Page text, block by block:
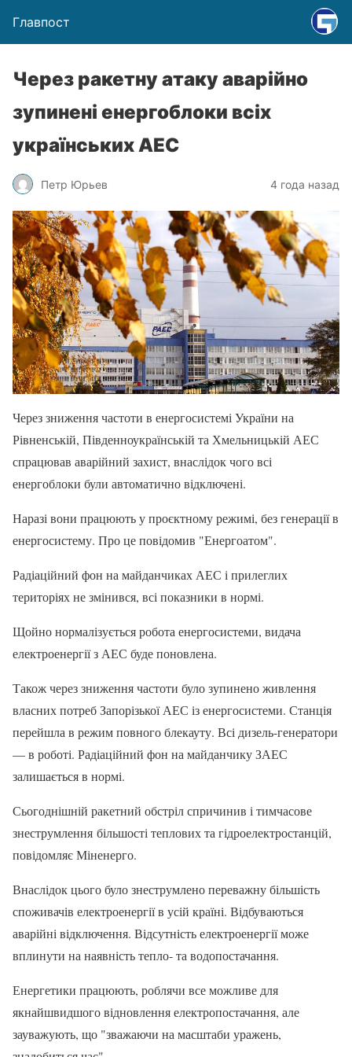
Главпост
Через ракетну атаку аварійно
зупинені енергоблоки всіх
українських АЕС
Петр Юрьев 4 года назад
Через зниження частоти в енергосистемі України на
Рівненській, Південноукраїнській та Хмельницькій АЕС
спрацював аварійний захист, внаслідок чого всі
енергоблоки були автоматично відключені.
Наразі вони працюють у проєктному режимі, без генерації в
енергосистему. Про це повідомив "Енергоатом".
Радіаційний фон на майданчиках АЕС і прилеглих
територіях не змінився, всі показники в нормі.
Щойно нормалізується робота енергосистеми, видача
електроенергії з АЕС буде поновлена.
Також через зниження частоти було зупинено живлення
власних потреб Запорізької АЕС із енергосистеми. Станція
перейшла в режим повного блекауту. Всі дизель-генератори
— в роботі. Радіаційний фон на майданчику ЗАЕС
залишається в нормі.
Сьогоднішній ракетний обстріл спричинив і тимчасове
знеструмлення більшості теплових та гідроелектростанцій,
повідомляє Міненерго.
Внаслідок цього було знеструмлено переважну більшість
споживачів електроенергії в усій країні. Відбуваються
аварійні відключення. Відсутність електроенергії може
вплинути на наявність тепло- та водопостачання.
Енергетики працюють, роблячи все можливе для
якнайшвидшого відновлення електропостачання, але
зауважують, що "зважаючи на масштаби уражень,